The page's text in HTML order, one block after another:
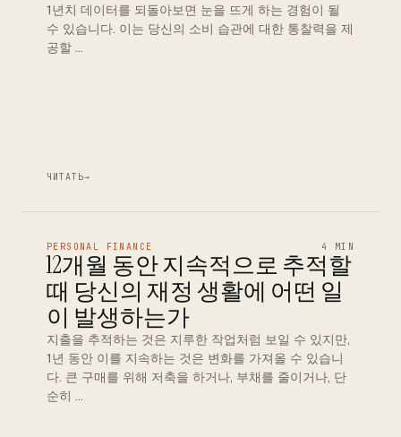
1년치 데이터를 되돌아보면 눈을 뜨게 하는 경험이 될
수 있습니다. 이는 당신의 소비 습관에 대한 통찰력을 제
공할 …
ЧИТАТЬ→
PERSONAL FINANCE 4 MIN
12개월 동안 지속적으로 추적할
때 당신의 재정 생활에 어떤 일
이 발생하는가
지출을 추적하는 것은 지루한 작업처럼 보일 수 있지만,
1년 동안 이를 지속하는 것은 변화를 가져올 수 있습니
다. 큰 구매를 위해 저축을 하거나, 부채를 줄이거나, 단
순히 …